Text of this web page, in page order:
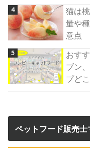
猫は
量や
意点
おす
ブン
プど
ペットフード販売